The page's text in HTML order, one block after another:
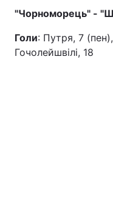
"Чорноморець" -
Голи: Путря, 7
Гочолейшвілі, 18